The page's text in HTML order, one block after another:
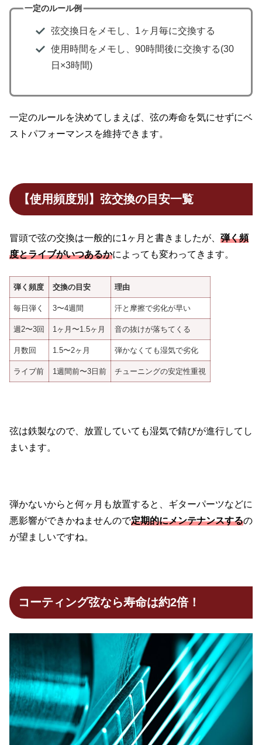
一定のルール例
弦交換日をメモし、1ヶ月毎に交換する
使用時間をメモし、90時間後に交換する(30
日×3時間)
一定のルールを決めてしまえば、弦の寿命を気にせずにベ
ストパフォーマンスを維持できます。
【使用頻度別】弦交換の目安一覧
冒頭で弦の交換は一般的に1ヶ月と書きましたが、 弾く頻
度とライブがいつあるかによっても変わってきます。
弾く頻度 交換の目安 理由
毎日弾く 3〜4週間 汗と摩擦で劣化が早い
週2〜3回 1ヶ月〜1.5ヶ月 音の抜けが落ちてくる
月数回 1.5〜2ヶ月 弾かなくても湿気で劣化
ライブ前 1週間前〜3日前 チューニングの安定性重視
弦は鉄製なので、放置していても湿気で錆びが進行してし
まいます。
弾かないからと何ヶ月も放置すると、ギターパーツなどに
悪影響ができかねませんので定期的にメンテナンスするの
が望ましいですね。
コーティング弦なら寿命は約2倍！